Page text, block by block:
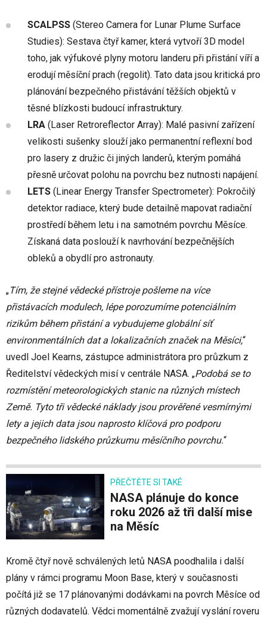
SCALPSS (Stereo Camera for Lunar Plume Surface
Studies): Sestava čtyř kamer, která vytvoří 3D model
toho, jak výfukové plyny motoru landeru při přistání víří a
erodují měsíční prach (regolit). Tato data jsou kritická pro
plánování bezpečného přistávání těžších objektů v
těsné blízkosti budoucí infrastruktury.
LRA (Laser Retroreflector Array): Malé pasivní zařízení
velikosti sušenky slouží jako permanentní reflexní bod
pro lasery z družic či jiných landerů, kterým pomáhá
přesně určovat polohu na povrchu bez nutnosti napájení.
LETS (Linear Energy Transfer Spectrometer): Pokročilý
detektor radiace, který bude detailně mapovat radiační
prostředí během letu i na samotném povrchu Měsíce.
Získaná data poslouží k navrhování bezpečnějších
obleků a obydlí pro astronauty.
„Tím, že stejné vědecké přístroje pošleme na více
přistávacích modulech, lépe porozumíme potenciálním
rizikům během přistání a vybudujeme globální síť
environmentálních dat a lokalizačních značek na Měsíci,“
uvedl Joel Kearns, zástupce administrátora pro průzkum z
Ředitelství vědeckých misí v centrále NASA. „Podobá se to
rozmístění meteorologických stanic na různých místech
Země. Tyto tři vědecké náklady jsou prověřené vesmírnými
lety a jejich data jsou naprosto klíčová pro podporu
bezpečného lidského průzkumu měsíčního povrchu.“
PŘEČTĚTE SI TAKÉ
NASA plánuje do konce
roku 2026 až tři další mise
na Měsíc
Kromě čtyř nově schválených letů NASA poodhalila i další
plány v rámci programu Moon Base, který v současnosti
počítá již se 17 plánovanými dodávkami na povrch Měsíce od
různých dodavatelů. Vědci momentálně zvažují vyslání roveru